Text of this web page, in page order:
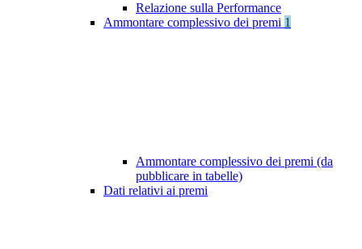
Relazione sulla Performance
Ammontare complessivo dei premi 1
Ammontare complessivo dei premi (da
pubblicare in tabelle)
Dati relativi ai premi